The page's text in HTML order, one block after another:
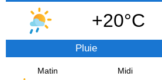
+20°C
Pluie
Matin Midi